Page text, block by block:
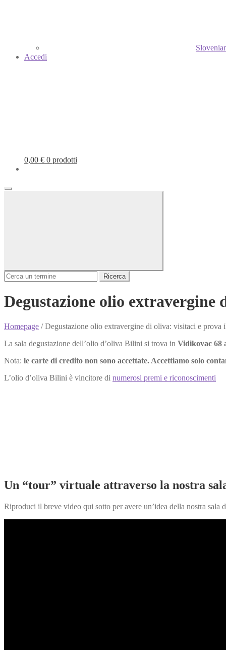
Accedi
0,00 € 0 prodotti
Ricerca
Degustazione olio
Homepage /Degustazione olio extravergine di oliva: visitaci e
La sala degustazione dell’olio d’oliva Bilini si trova in Vidikovac 68
Nota: le carte di credito non sono accettate. Accettiamo solo
L’olio d’oliva Bilini è vincitore di numerosi premi e riconoscimenti
Un “tour” virtuale attraverso la nostra
Riproduci il breve video qui sotto per avere un’idea della nostra sala